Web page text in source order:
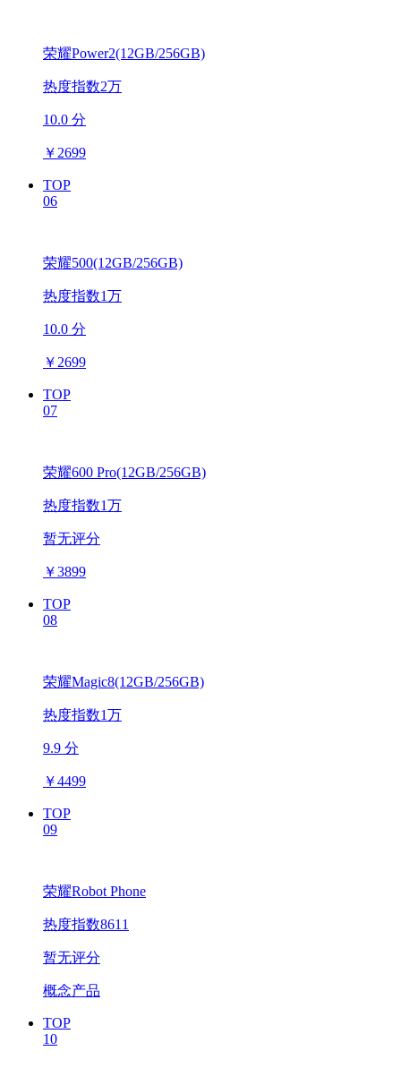
荣耀Power2(12GB/256GB)
热度指数2万
10.0 分
￥ 2699
TOP
06
荣耀500(12GB/256GB)
热度指数1万
10.0 分
￥ 2699
TOP
07
荣耀600 Pro(12GB/256GB)
热度指数1万
暂无评分
￥3899
TOP
08
荣耀Magic8(12GB/256GB)
热度指数1万
9.9 分
￥4499
TOP
09
荣耀Robot Phone
热度指数8611
暂无评分
概念产品
TOP
10